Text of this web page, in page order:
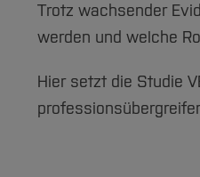
Trotz wachsender
werden und welche
Hier setzt die Studie